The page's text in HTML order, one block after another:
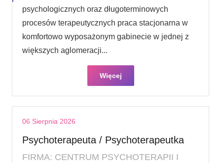
psychologicznych oraz długoterminowych
procesów terapeutycznych praca stacjonarna w
komfortowo wyposażonym gabinecie w jednej z
większych aglomeracji...
Więcej
06 Sierpnia 2026
Psychoterapeuta / Psychoterapeutka
FIRMA: CENTRUM PSYCHOTERAPII I